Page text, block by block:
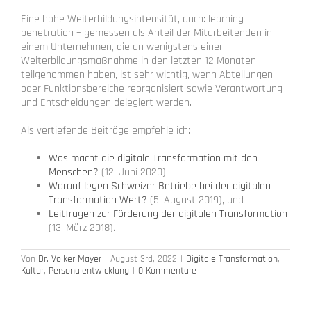
Eine hohe Weiterbildungsintensität, auch: learning
penetration – gemessen als Anteil der Mitarbeitenden in
einem Unternehmen, die an wenigstens einer
Weiterbildungsmaßnahme in den letzten 12 Monaten
teilgenommen haben, ist sehr wichtig, wenn Abteilungen
oder Funktionsbereiche reorganisiert sowie Verantwortung
und Entscheidungen delegiert werden.
Als vertiefende Beiträge empfehle ich:
Was macht die digitale Transformation mit den
Menschen? (12. Juni 2020),
Worauf legen Schweizer Betriebe bei der digitalen
Transformation Wert? (5. August 2019), und
Leitfragen zur Förderung der digitalen Transformation
(13. März 2018).
Von Dr. Volker Mayer | August 3rd, 2022 | Digitale Transformation,
Kultur, Personalentwicklung | 0 Kommentare